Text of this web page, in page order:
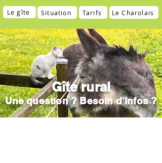
Le gîte Situation Tarifs Le Charolais
Gîte rural
Une question ? Besoin d'infos ?